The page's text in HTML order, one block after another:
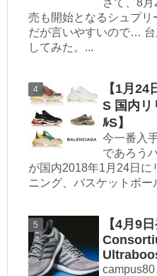
売も開始となるシュプ
だが言いやすいので…
してみた。...
【1月
S 国内リ
ﾙS】
今一番入
であろう
が国内2018年1月24日に
ニング、バスケットボー
【4月9